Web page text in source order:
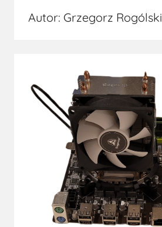
Autor: Grzegorz Rogólski